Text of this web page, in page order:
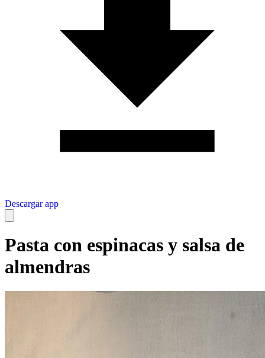
Descargar app
Pasta con espinacas y salsa de
almendras